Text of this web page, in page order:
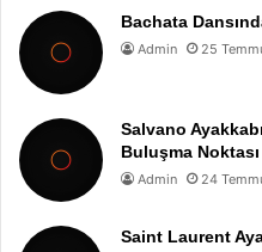
Bachata
Admin 25
Salvano
Buluşma Noktası
Admin 24
Saint Laurent